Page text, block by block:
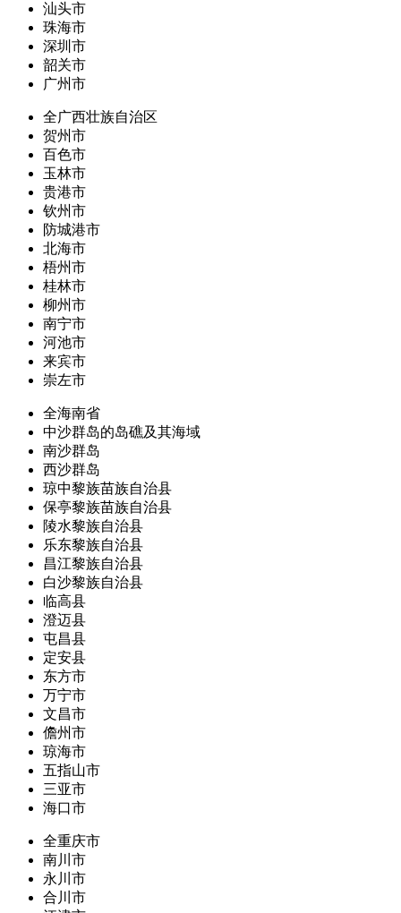
汕头市
珠海市
深圳市
韶关市
广州市
全广西壮族自治区
贺州市
百色市
玉林市
贵港市
钦州市
防城港市
北海市
梧州市
桂林市
柳州市
南宁市
河池市
来宾市
崇左市
全海南省
中沙群岛的岛礁及其海域
南沙群岛
西沙群岛
琼中黎族苗族自治县
保亭黎族苗族自治县
陵水黎族自治县
乐东黎族自治县
昌江黎族自治县
白沙黎族自治县
临高县
澄迈县
屯昌县
定安县
东方市
万宁市
文昌市
儋州市
琼海市
五指山市
三亚市
海口市
全重庆市
南川市
永川市
合川市